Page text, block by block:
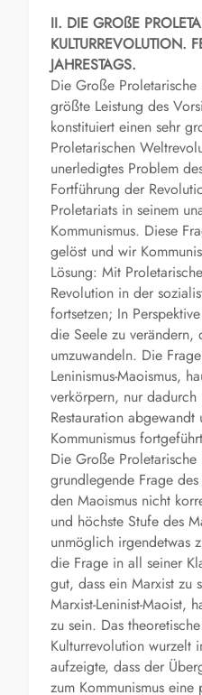
II. DIE GROßE
KULTURREVOLUTION.
JAHRESTAGS.
Die Große
größte Leistung des
konstituiert einen sehr
Proletarischen
unerledigtes Problem
Fortführung der
Proletariats in seinem
Kommunismus. Diese
gelöst und wir
Lösung: Mit
Revolution in der
fortsetzen; In
die Seele zu
umzuwandeln. Die
Leninismus-Maoismus,
verkörpern, nur
Restauration
Kommunismus
Die Große
grundlegende Frage
den Maoismus nicht
und höchste Stufe des
unmöglich irgendetwas
die Frage in all seiner
gut, dass ein Marxist zu
Marxist-Leninist-Maoist,
zu sein. Das
Kulturrevolution wurzelt
aufzeigte, dass der
zum Kommunismus